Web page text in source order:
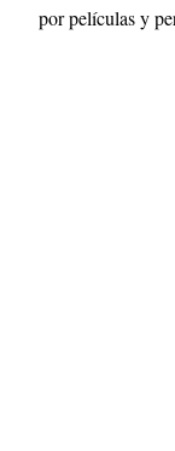
por películas y